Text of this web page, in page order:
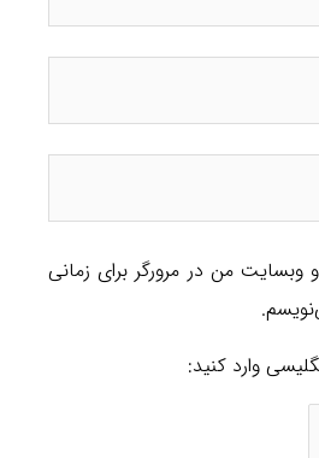
وبسایت من در مرورگر برای زمانی
وارد کنید: